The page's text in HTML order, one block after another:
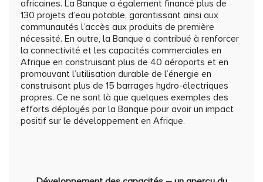
africaines. La Banque a également financé plus de
130 projets d’eau potable, garantissant ainsi aux
communautés l’accès aux produits de première
nécessité. En outre, la Banque a contribué à renforcer
la connectivité et les capacités commerciales en
Afrique en construisant plus de 40 aéroports et en
promouvant l’utilisation durable de l’énergie en
construisant plus de 15 barrages hydro-électriques
propres. Ce ne sont là que quelques exemples des
efforts déployés par la Banque pour avoir un impact
positif sur le développement en Afrique.